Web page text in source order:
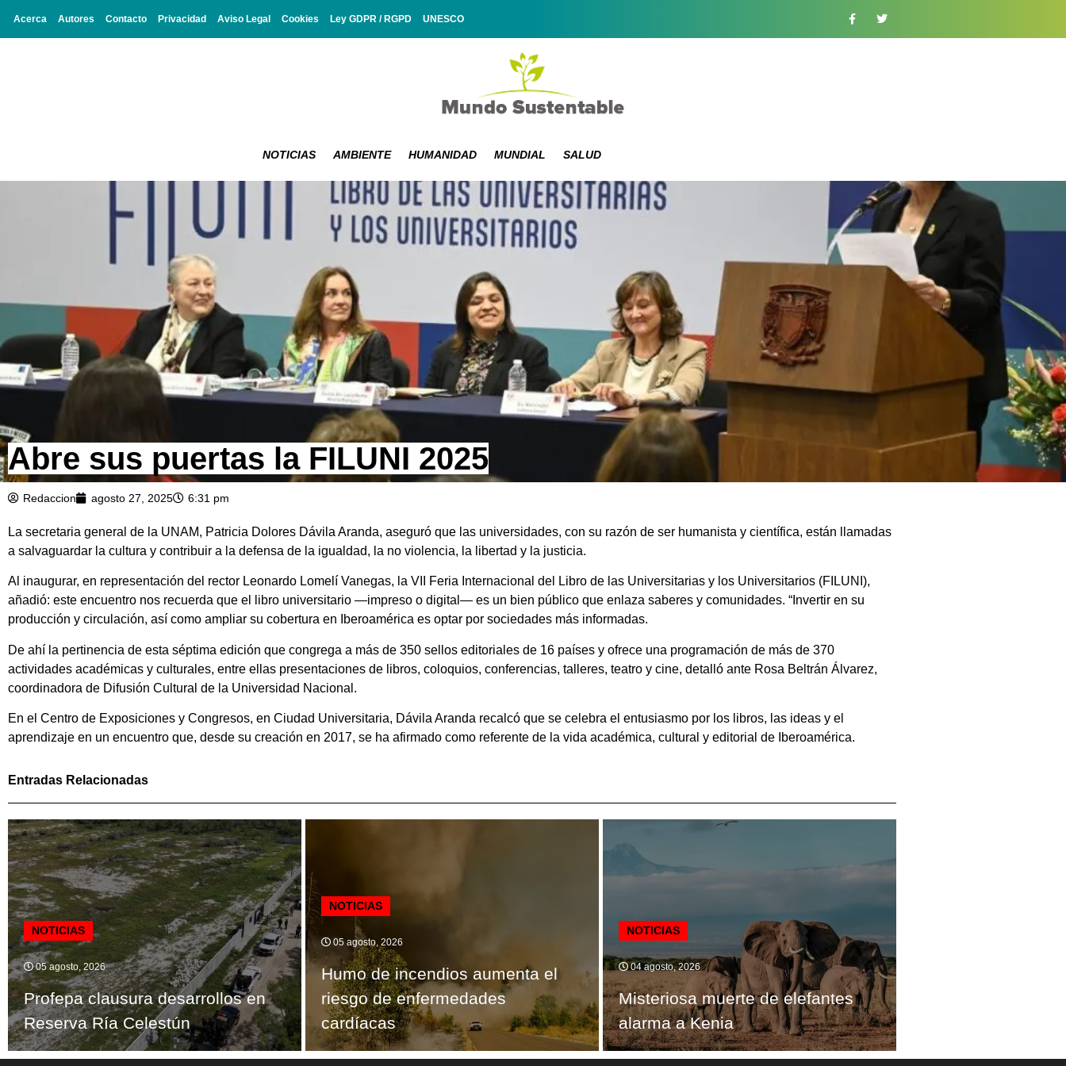
Acerca Autores Contacto Privacidad Aviso Legal Cookies Ley GDPR / RGPD UNESCO
NOTICIAS AMBIENTE HUMANIDAD MUNDIAL SALUD
Abre sus puertas la FILUNI 2025
Redaccion agosto 27, 2025 6:31 pm
La secretaria general de la UNAM, Patricia Dolores Dávila Aranda, aseguró que las universidades, con su razón de ser humanista y científica, están llamadas
a salvaguardar la cultura y contribuir a la defensa de la igualdad, la no violencia, la libertad y la justicia.
Al inaugurar, en representación del rector Leonardo Lomelí Vanegas, la VII Feria Internacional del Libro de las Universitarias y los Universitarios (FILUNI),
añadió: este encuentro nos recuerda que el libro universitario —impreso o digital— es un bien público que enlaza saberes y comunidades. “Invertir en su
producción y circulación, así como ampliar su cobertura en Iberoamérica es optar por sociedades más informadas.
De ahí la pertinencia de esta séptima edición que congrega a más de 350 sellos editoriales de 16 países y ofrece una programación de más de 370
actividades académicas y culturales, entre ellas presentaciones de libros, coloquios, conferencias, talleres, teatro y cine, detalló ante Rosa Beltrán Álvarez,
coordinadora de Difusión Cultural de la Universidad Nacional.
En el Centro de Exposiciones y Congresos, en Ciudad Universitaria, Dávila Aranda recalcó que se celebra el entusiasmo por los libros, las ideas y el
aprendizaje en un encuentro que, desde su creación en 2017, se ha afirmado como referente de la vida académica, cultural y editorial de Iberoamérica.
Entradas Relacionadas
NOTICIAS
05 agosto, 2026
Profepa clausura desarrollos en
Reserva Ría Celestún
NOTICIAS
05 agosto, 2026
Humo de incendios aumenta el
riesgo de enfermedades
cardíacas
NOTICIAS
04 agosto, 2026
Misteriosa muerte de elefantes
alarma a Kenia